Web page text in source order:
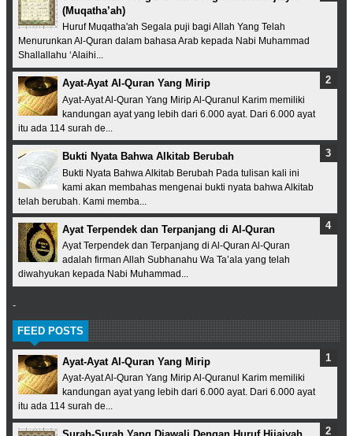
(Muqatha’ah)
Huruf Muqatha'ah Segala puji bagi Allah Yang Telah
Menurunkan Al-Quran dalam bahasa Arab kepada Nabi Muhammad
Shallallahu ‘Alaihi...
Ayat-Ayat Al-Quran Yang Mirip
Ayat-Ayat Al-Quran Yang Mirip Al-Quranul Karim memiliki
kandungan ayat yang lebih dari 6.000 ayat. Dari 6.000 ayat
itu ada 114 surah de...
Bukti Nyata Bahwa Alkitab Berubah
Bukti Nyata Bahwa Alkitab Berubah Pada tulisan kali ini
kami akan membahas mengenai bukti nyata bahwa Alkitab
telah berubah. Kami memba...
Ayat Terpendek dan Terpanjang di Al-Quran
Ayat Terpendek dan Terpanjang di Al-Quran Al-Quran
adalah firman Allah Subhanahu Wa Ta’ala yang telah
diwahyukan kepada Nabi Muhammad...
-
FEED POSTS
Ayat-Ayat Al-Quran Yang Mirip
Ayat-Ayat Al-Quran Yang Mirip Al-Quranul Karim memiliki
kandungan ayat yang lebih dari 6.000 ayat. Dari 6.000 ayat
itu ada 114 surah de...